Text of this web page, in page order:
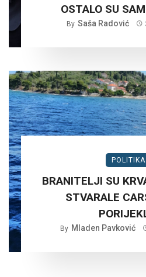
OSTALO SU
By Saša Radović
POLITIKA
BRANITELJI SU
STVARALE
By Mladen Pavković